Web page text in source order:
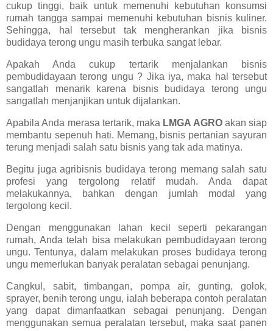
cukup tinggi, baik untuk memenuhi kebutuhan konsumsi
rumah tangga sampai memenuhi kebutuhan bisnis kuliner.
Sehingga, hal tersebut tak mengherankan jika bisnis
budidaya terong ungu masih terbuka sangat lebar.
Apakah Anda cukup tertarik menjalankan bisnis
pembudidayaan terong ungu ? Jika iya, maka hal tersebut
sangatlah menarik karena bisnis budidaya terong ungu
sangatlah menjanjikan untuk dijalankan.
Apabila Anda merasa tertarik, maka LMGA AGROakan siap
membantu sepenuh hati. Memang, bisnis pertanian sayuran
terung menjadi salah satu bisnis yang tak ada matinya.
Begitu juga agribisnis budidaya terong memang salah satu
profesi yang tergolong relatif mudah. Anda dapat
melakukannya, bahkan dengan jumlah modal yang
tergolong kecil.
Dengan menggunakan lahan kecil seperti pekarangan
rumah, Anda telah bisa melakukan pembudidayaan terong
ungu. Tentunya, dalam melakukan proses budidaya terong
ungu memerlukan banyak peralatan sebagai penunjang.
Cangkul, sabit, timbangan, pompa air, gunting, golok,
sprayer, benih terong ungu, ialah beberapa contoh peralatan
yang dapat dimanfaatkan sebagai penunjang. Dengan
menggunakan semua peralatan tersebut, maka saat panen